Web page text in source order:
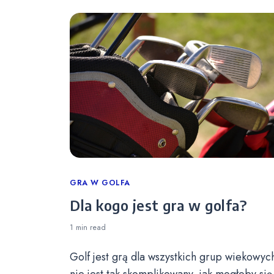
Categories
GRA W GOLFA
Dla kogo jest gra w golfa?
1 min read
Golf jest grą dla wszystkich grup